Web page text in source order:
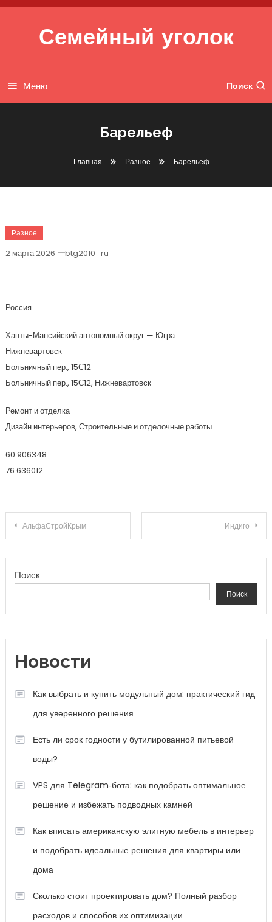
Перейти к содержимому
Семейный уголок
Меню Поиск
Барельеф
Главная Разное Барельеф
Разное
2 марта 2026 btg2010_ru
Россия
Ханты-Мансийский автономный округ — Югра
Нижневартовск
Больничный пер., 15С12
Больничный пер., 15С12, Нижневартовск
Ремонт и отделка
Дизайн интерьеров, Строительные и отделочные работы
60.906348
76.636012
Навигация по записям
АльфаСтройКрым Индиго
Поиск
Поиск
Новости
Как выбрать и купить модульный дом: практический гид
для уверенного решения
Есть ли срок годности у бутилированной питьевой
воды?
VPS для Telegram‑бота: как подобрать оптимальное
решение и избежать подводных камней
Как вписать американскую элитную мебель в интерьер
и подобрать идеальные решения для квартиры или
дома
Сколько стоит проектировать дом? Полный разбор
расходов и способов их оптимизации